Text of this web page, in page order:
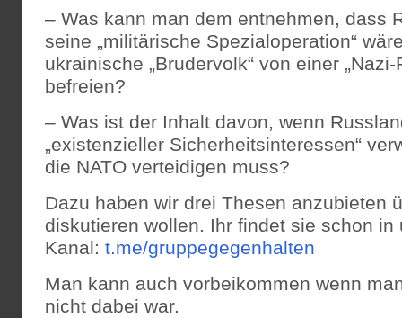
– Was kann man dem entnehmen, dass
seine „militärische Spezialoperation“
ukrainische „Brudervolk“ von einer
befreien?
– Was ist der Inhalt davon, wenn
„existenzieller Sicherheitsinteressen“
die NATO verteidigen muss?
Dazu haben wir drei Thesen anzubieten
diskutieren wollen. Ihr findet sie schon in
Kanal: t.me/gruppegegenhalten
Man kann auch vorbeikommen wenn
nicht dabei war.